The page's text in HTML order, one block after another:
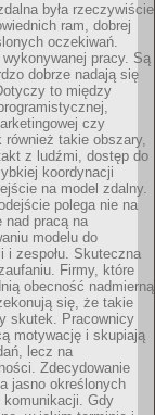
była rzeczywiście
ram, dobrej
oczekiwań.
pracy. Są
dobrze nadają się
to między
czy
takie obszary,
z ludźmi, dostęp do
koordynacji
na model zdalny.
polega nie na
nad pracą na
modelu do
i zespołu. Skuteczna
Firmy, które
obecność nadmierną
się, że takie
skutek. Pracownicy
motywację i skupiają
lecz na
Zdecydowanie
jasno określonych
komunikacji. Gdy